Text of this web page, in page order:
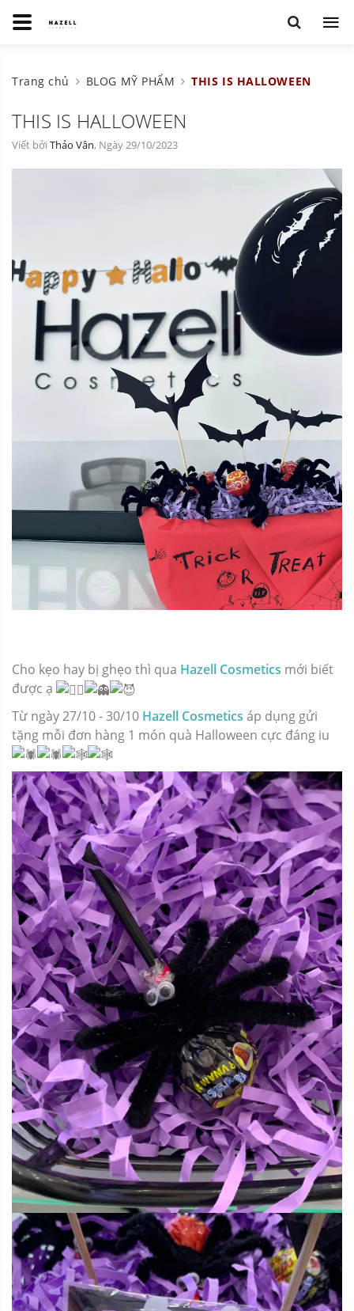
Trang chủ BLOG MỸ PHẨM THIS IS HALLOWEEN
THIS IS HALLOWEEN
Viết bởi Thảo Vân, Ngày 29/10/2023
Cho kẹo hay bị ghẹo thì qua Hazell Cosmetics mới biết
được ạ
Từ ngày 27/10 - 30/10 Hazell Cosmetics áp dụng gửi
tặng mỗi đơn hàng 1 món quà Halloween cực đáng iu